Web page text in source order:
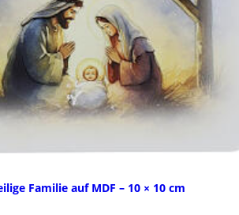
Familie auf MDF – 10 × 10 cm